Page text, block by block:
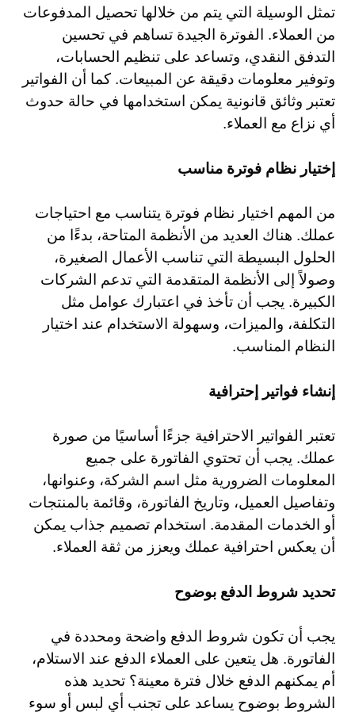
تمثل الوسيلة التي يتم من خلالها تحصيل المدفوعات
من العملاء. الفوترة الجيدة تساهم في تحسين
التدفق النقدي، وتساعد على تنظيم الحسابات،
وتوفير معلومات دقيقة عن المبيعات. كما أن الفواتير
تعتبر وثائق قانونية يمكن استخدامها في حالة حدوث
أي نزاع مع العملاء.
إختيار نظام فوترة مناسب
من المهم اختيار نظام فوترة يتناسب مع احتياجات
عملك. هناك العديد من الأنظمة المتاحة، بدءًا من
الحلول البسيطة التي تناسب الأعمال الصغيرة،
وصولاً إلى الأنظمة المتقدمة التي تدعم الشركات
الكبيرة. يجب أن تأخذ في اعتبارك عوامل مثل
التكلفة، والميزات، وسهولة الاستخدام عند اختيار
النظام المناسب.
إنشاء فواتير إحترافية
تعتبر الفواتير الاحترافية جزءًا أساسيًا من صورة
عملك. يجب أن تحتوي الفاتورة على جميع
المعلومات الضرورية مثل اسم الشركة، وعنوانها،
وتفاصيل العميل، وتاريخ الفاتورة، وقائمة بالمنتجات
أو الخدمات المقدمة. استخدام تصميم جذاب يمكن
أن يعكس احترافية عملك ويعزز من ثقة العملاء.
تحديد شروط الدفع بوضوح
يجب أن تكون شروط الدفع واضحة ومحددة في
الفاتورة. هل يتعين على العملاء الدفع عند الاستلام،
أم يمكنهم الدفع خلال فترة معينة؟ تحديد هذه
الشروط بوضوح يساعد على تجنب أي لبس أو سوء